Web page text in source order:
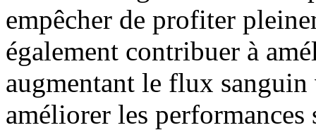
empêcher de profiter
également contribuer à
augmentant le flux
améliorer les performances